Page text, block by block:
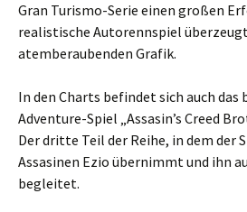
Gran Turismo-Serie einen großen
realistische Autorennspiel
atemberaubenden Grafik.
In den Charts befindet sich auch
Adventure-Spiel „Assasin’s Creed
Der dritte Teil der Reihe, in dem der
Assasinen Ezio übernimmt und ihn
begleitet.